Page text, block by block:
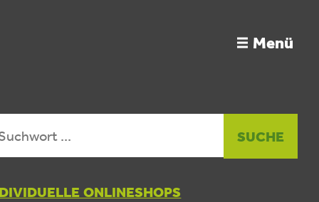
Menü
ONLINESHOPS